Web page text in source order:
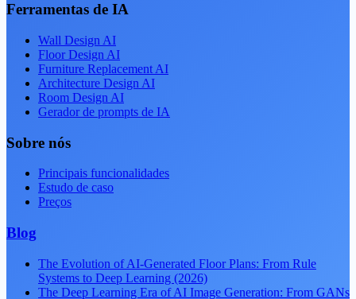
Ferramentas de IA
Wall Design AI
Floor Design AI
Furniture Replacement AI
Architecture Design AI
Room Design AI
Gerador de prompts de IA
Sobre nós
Principais funcionalidades
Estudo de caso
Preços
Blog
The Evolution of AI-Generated Floor Plans: From Rule
Systems to Deep Learning (2026)
The Deep Learning Era of AI Image Generation: From GANs